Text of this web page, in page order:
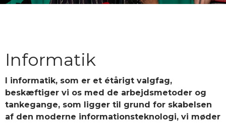
Informatik
I informatik, som er et étårigt valgfag,
beskæftiger vi os med de arbejdsmetoder og
tankegange, som ligger til grund for skabelsen
af den moderne informationsteknologi, vi møder